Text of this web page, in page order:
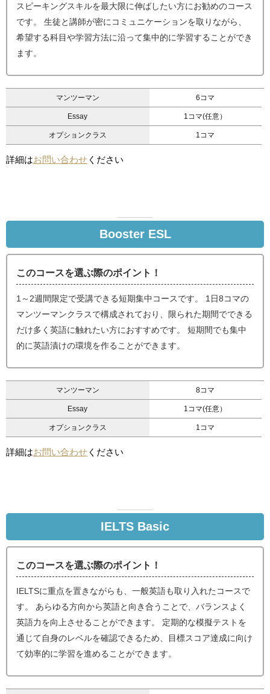
スピーキングスキルを最大限に伸ばしたい方にお勧めのコース
です。 生徒と講師が密にコミュニケーションを取りながら、
希望する科目や学習方法に沿って集中的に学習することができ
ます。
マンツーマン 6コマ
Essay 1コマ(任意）
オプションクラス 1コマ
詳細はお問い合わせ ください
Booster ESL
このコースを選ぶ際のポイント！
1～2週間限定で受講できる短期集中コースです。 1日8コマの
マンツーマンクラスで構成されており、限られた期間でできる
だけ多く英語に触れたい方におすすめです。 短期間でも集中
的に英語漬けの環境を作ることができます。
マンツーマン 8コマ
Essay 1コマ(任意）
オプションクラス 1コマ
詳細はお問い合わせ ください
IELTS Basic
このコースを選ぶ際のポイント！
IELTSに重点を置きながらも、一般英語も取り入れたコースで
す。 あらゆる方向から英語と向き合うことで、バランスよく
英語力を向上させることができます。 定期的な模擬テストを
通じて自身のレベルを確認できるため、目標スコア達成に向け
て効率的に学習を進めることができます。